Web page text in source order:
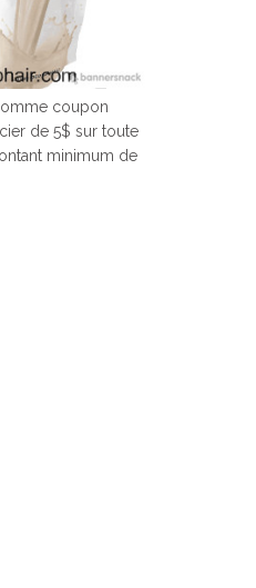
coupon
de 5$ sur toute
minimum de